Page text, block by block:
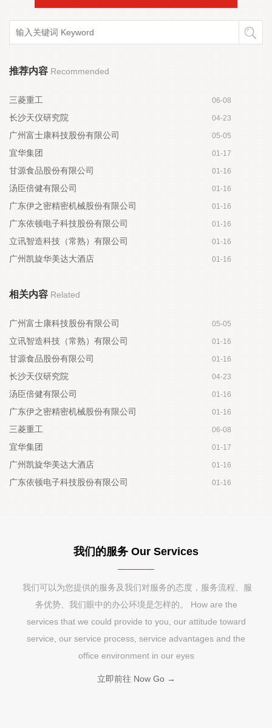
推荐内容 Recommended
三菱重工 06-08
长沙天仪研究院 04-23
广州富士康科技股份有限公司 05-05
宜华集团 01-17
甘源食品股份有限公司 01-16
汤臣倍健有限公司 01-16
广东伊之密精密机械股份有限公司 01-16
广东依顿电子科技股份有限公司 01-16
立讯智造科技（常熟）有限公司 01-16
广州凯旋华美达大酒店 01-16
相关内容 Related
广州富士康科技股份有限公司 05-05
立讯智造科技（常熟）有限公司 01-16
甘源食品股份有限公司 01-16
长沙天仪研究院 04-23
汤臣倍健有限公司 01-16
广东伊之密精密机械股份有限公司 01-16
三菱重工 06-08
宜华集团 01-17
广州凯旋华美达大酒店 01-16
广东依顿电子科技股份有限公司 01-16
我们的服务 Our Services
 我们可以为您提供的服务及我们对服务的态度，服务流程、服
务优势、我们眼中的办公环境是怎样的。 How are the
services that we could provide to you, our attitude toward
service, our service process, service advantages and the
office environment in our eyes
立即前往 Now Go →